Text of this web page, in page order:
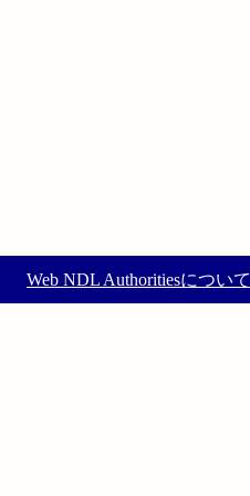
Web NDL Authoritiesについて